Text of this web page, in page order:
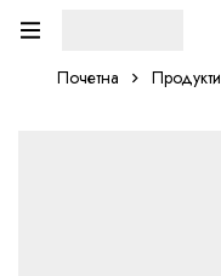
Почетна Продукти